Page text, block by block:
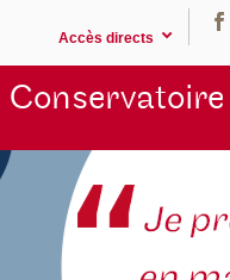
Accès directs